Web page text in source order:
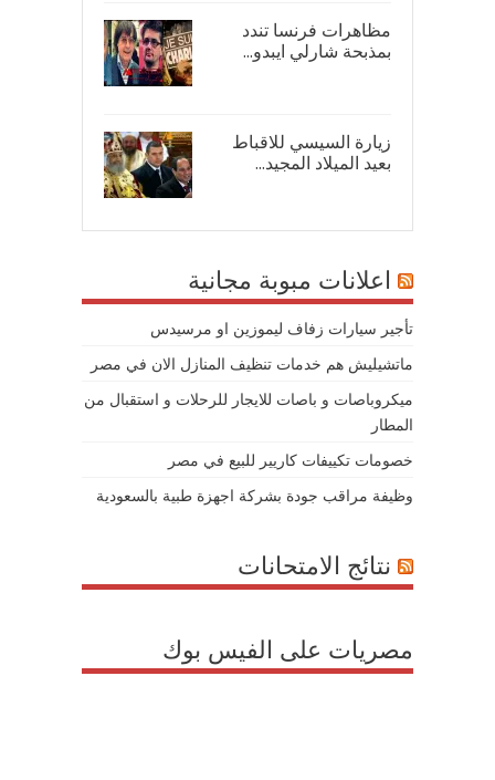
مظاهرات فرنسا تندد
بمذبحة شارلي ايبدو...
زيارة السيسي للاقباط
بعيد الميلاد المجيد...
اعلانات مبوبة مجانية
تأجير سيارات زفاف ليموزين او مرسيدس
ماتشيليش هم خدمات تنظيف المنازل الان في مصر
ميكروباصات و باصات للايجار للرحلات و استقبال من
المطار
خصومات تكييفات كاريير للبيع في مصر
وظيفة مراقب جودة بشركة اجهزة طبية بالسعودية
نتائج الامتحانات
مصريات على الفيس بوك